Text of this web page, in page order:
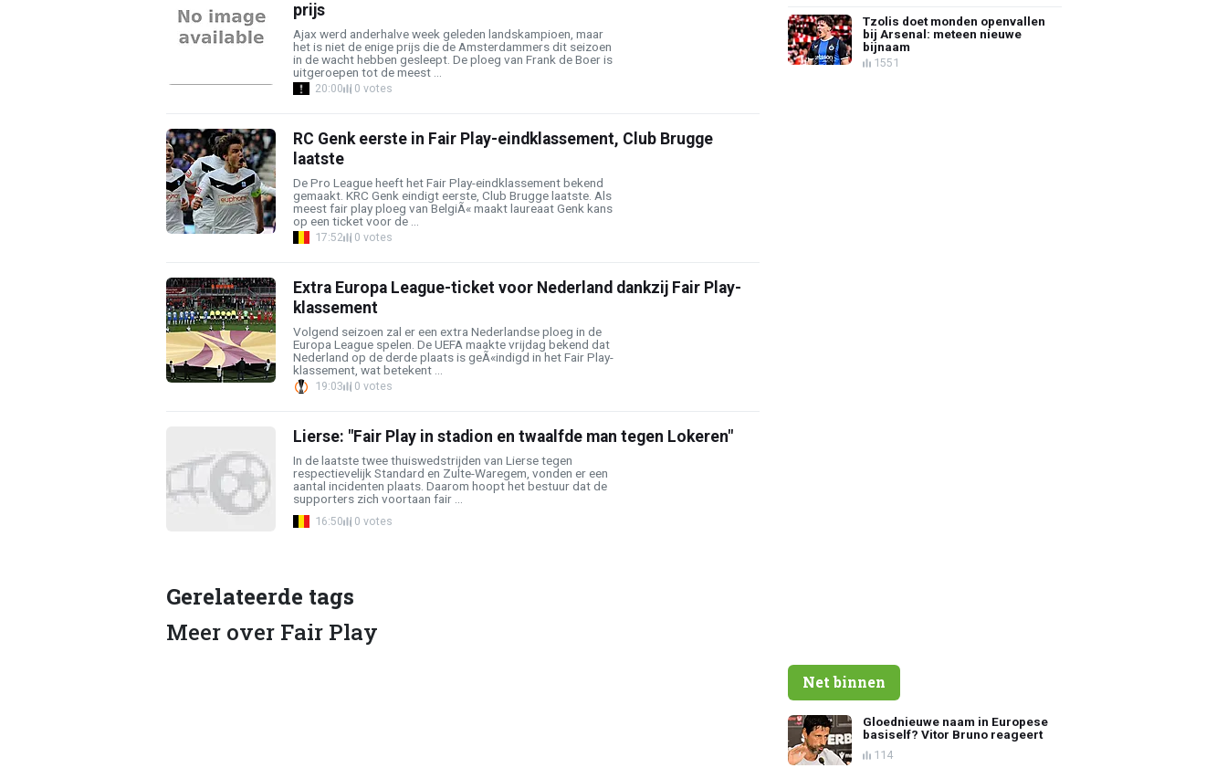
prijs
Ajax werd anderhalve week geleden landskampioen, maar
het is niet de enige prijs die de Amsterdammers dit seizoen
in de wacht hebben gesleept. De ploeg van Frank de Boer is
uitgeroepen tot de meest ...
20:00 0 votes
RC Genk eerste in Fair Play-eindklassement, Club Brugge
laatste
De Pro League heeft het Fair Play-eindklassement bekend
gemaakt. KRC Genk eindigt eerste, Club Brugge laatste. Als
meest fair play ploeg van BelgiÃ« maakt laureaat Genk kans
op een ticket voor de ...
17:52 0 votes
Extra Europa League-ticket voor Nederland dankzij Fair Play-
klassement
Volgend seizoen zal er een extra Nederlandse ploeg in de
Europa League spelen. De UEFA maakte vrijdag bekend dat
Nederland op de derde plaats is geÃ«indigd in het Fair Play-
klassement, wat betekent ...
19:03 0 votes
Lierse: "Fair Play in stadion en twaalfde man tegen Lokeren"
In de laatste twee thuiswedstrijden van Lierse tegen
respectievelijk Standard en Zulte-Waregem, vonden er een
aantal incidenten plaats. Daarom hoopt het bestuur dat de
supporters zich voortaan fair ...
16:50 0 votes
Gerelateerde tags
Meer over Fair Play
Tzolis doet monden openvallen
bij Arsenal: meteen nieuwe
bijnaam
1551
Net binnen
Gloednieuwe naam in Europese
basiself? Vitor Bruno reageert
114